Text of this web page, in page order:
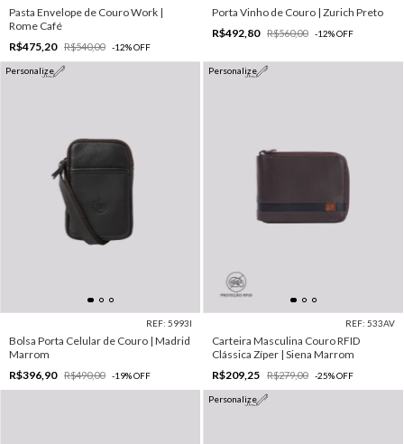
Pasta Envelope de Couro Work |
Rome Café
R$475,20
R$540,00 -12%OFF
Porta Vinho de Couro | Zurich Preto
R$492,80
R$560,00 -12%OFF
Personalize
REF: 5993I
Bolsa Porta Celular de Couro | Madrid
Marrom
R$396,90
R$490,00 -19%OFF
Personalize
REF: 533AV
Carteira Masculina Couro RFID
Clássica Zíper | Siena Marrom
R$209,25
R$279,00 -25%OFF
Personalize